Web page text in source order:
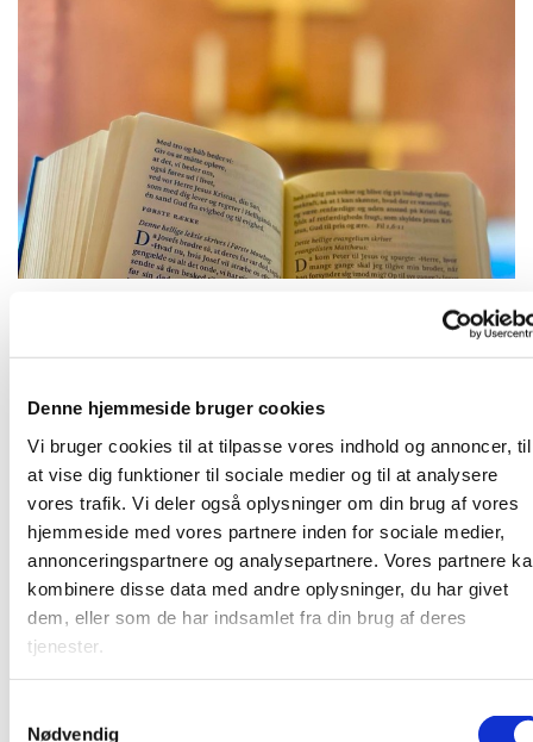
Denne hjemmeside bruger cookies
Vi bruger cookies til at tilpasse vores indhold og annoncer, til
at vise dig funktioner til sociale medier og til at analysere
vores trafik. Vi deler også oplysninger om din brug af vores
hjemmeside med vores partnere inden for sociale medier,
annonceringspartnere og analysepartnere. Vores partnere
kombinere disse data med andre oplysninger, du har givet
dem, eller som de har indsamlet fra din brug af deres
tjenester.
Nødvendig
Frivillige og ansatte mødes til morgenandagt. Her taler vi
om det, som vi gerne vil have bedt en bøn for, og vi synger
et par sange. Bagefter er der kaffe. Vi sidder i "bunden" af
kirkerummet (sideskibet) - så kom ind og vær med!